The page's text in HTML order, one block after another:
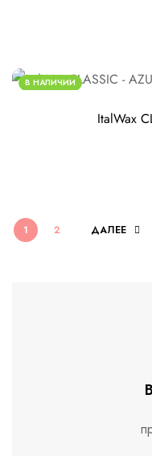
В НАЛИЧИИ
ItalWax
1 2 ДАЛЕЕ